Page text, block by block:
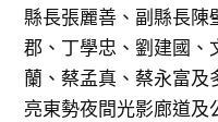
縣長張麗善、副縣長陳
郡、丁學忠、劉建國、
蘭、蔡孟真、蔡永富
亮東勢夜間光影廊道